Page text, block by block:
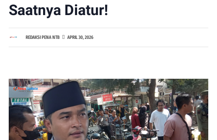
Saatnya Diatur!
REDAKSI PENA NTB APRIL 30, 2026